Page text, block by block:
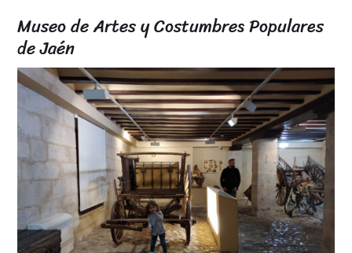
Museo de Artes y Costumbres Populares
de Jaén